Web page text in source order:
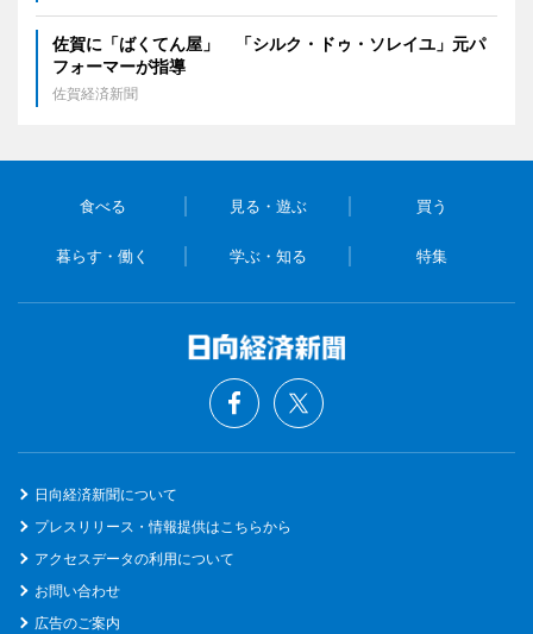
佐賀に「ばくてん屋」 「シルク・ドゥ・ソレイユ」元パ
フォーマーが指導
佐賀経済新聞
食べる 見る・遊ぶ 買う
暮らす・働く 学ぶ・知る 特集
日向経済新聞について
プレスリリース・情報提供はこちらから
アクセスデータの利用について
お問い合わせ
広告のご案内